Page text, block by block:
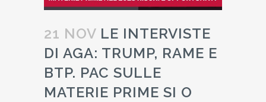
21 NOV LE INTERVISTE
DI AGA: TRUMP, RAME E
BTP. PAC SULLE
MATERIE PRIME SI O